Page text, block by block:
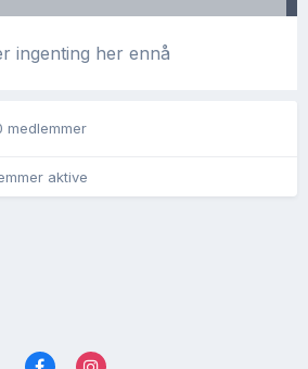
ingenting her ennå
medlemmer
aktive